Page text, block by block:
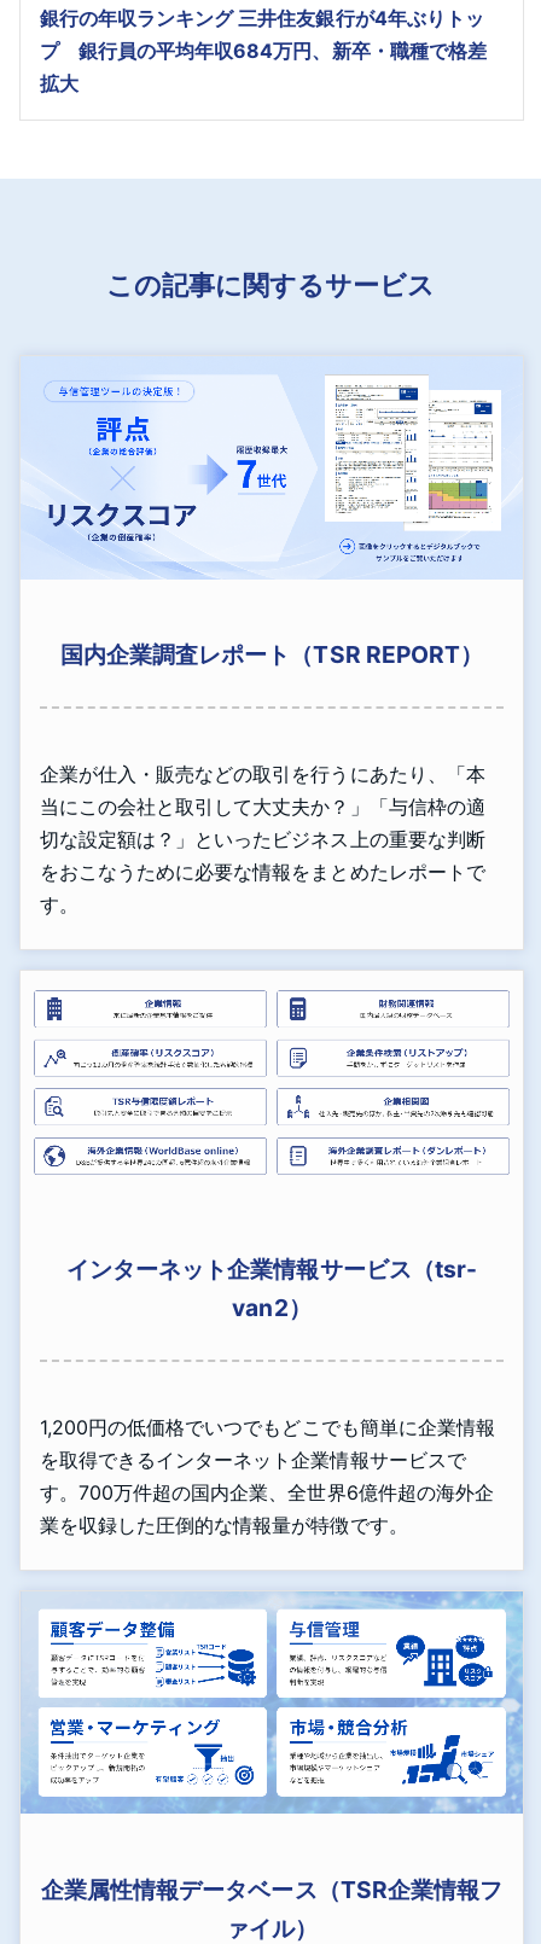
銀行の年収ランキング 三井住友銀行が4年ぶりトッ
プ 銀行員の平均年収684万円、新卒・職種で格差
拡大
この記事に関するサービス
国内企業調査レポート（TSR REPORT）
企業が仕入・販売などの取引を行うにあたり、「本
当にこの会社と取引して大丈夫か？」「与信枠の適
切な設定額は？」といったビジネス上の重要な判断
をおこなうために必要な情報をまとめたレポートで
す。
インターネット企業情報サービス（tsr-
van2）
1,200円の低価格でいつでもどこでも簡単に企業情報
を取得できるインターネット企業情報サービスで
す。700万件超の国内企業、全世界6億件超の海外企
業を収録した圧倒的な情報量が特徴です。
企業属性情報データベース（TSR企業情報フ
ァイル）